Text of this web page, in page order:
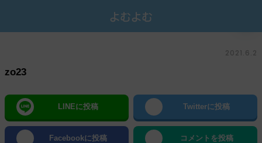
2021.6.2
zo23
LINEに投稿 Twitterに投稿
Facebookに投稿 コメントを投稿